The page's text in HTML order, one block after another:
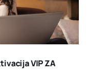
VIP ZA